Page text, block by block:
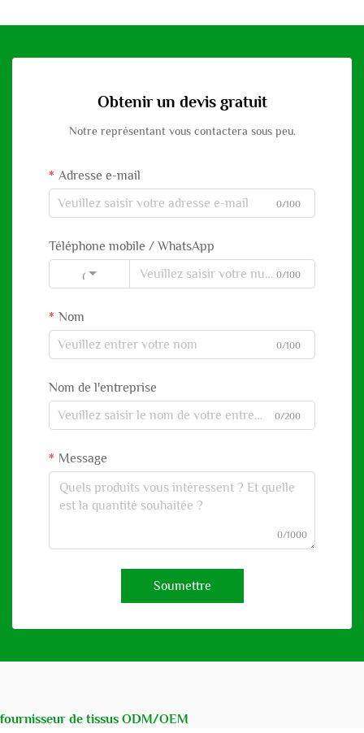
Obtenir un devis gratuit
Notre représentant vous contactera sous peu.
Adresse e-mail
0/100
Téléphone mobile / WhatsApp
Code 0/100
Nom
0/100
Nom de l'entreprise
0/200
Message
0/1000
Soumettre
fournisseur de tissus ODM/OEM